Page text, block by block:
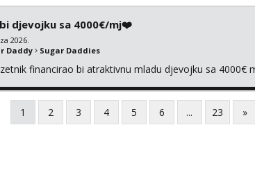
djevojku sa 4000€/mj❤️
2026.
Daddy Sugar Daddies
financirao bi atraktivnu mladu djevojku sa 4000€
1 2 3 4 5 6 ... 23 »